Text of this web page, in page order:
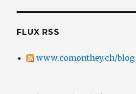
FLUX RSS
www.comonthey.ch/blog